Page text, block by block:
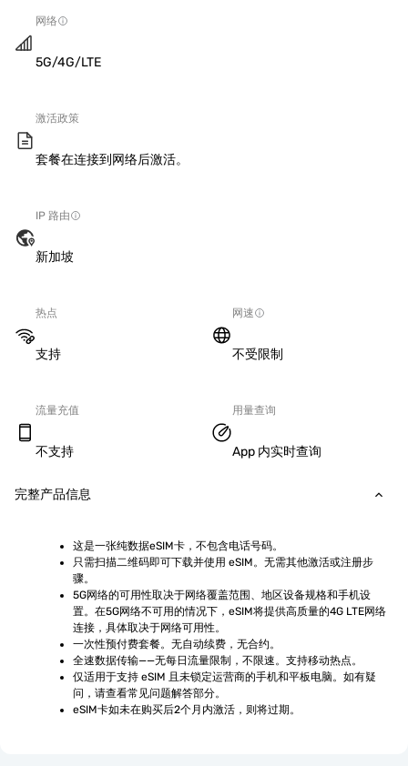
网络
5G/4G/LTE
激活政策
套餐在连接到网络后激活。
IP 路由
新加坡
热点
支持
网速
不受限制
流量充值
不支持
用量查询
App 内实时查询
完整产品信息
这是一张纯数据eSIM卡，不包含电话号码。
只需扫描二维码即可下载并使用 eSIM。无需其他激活或注册步
骤。
5G网络的可用性取决于网络覆盖范围、地区设备规格和手机设
置。在5G网络不可用的情况下，eSIM将提供高质量的4G LTE网络
连接，具体取决于网络可用性。
一次性预付费套餐。无自动续费，无合约。
全速数据传输——无每日流量限制，不限速。支持移动热点。
仅适用于支持 eSIM 且未锁定运营商的手机和平板电脑。如有疑
问，请查看常见问题解答部分。
eSIM卡如未在购买后2个月内激活，则将过期。